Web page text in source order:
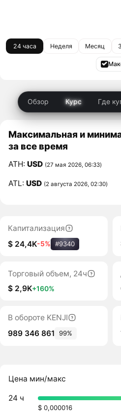
24 часа Неделя Месяц
Обзор Курс Где
Максимальная и
за все время
ATH:USD (27 мая 2026, 06:33)
ATL:USD (2 августа 2026, 02:30)
Капитализация
$ 24,4K-5% #9340
Торговый объем, 24ч
$ 2,9K+160%
В обороте KENJI
989 346 861
99%
Цена мин/макс
24 ч
$ 0,000016